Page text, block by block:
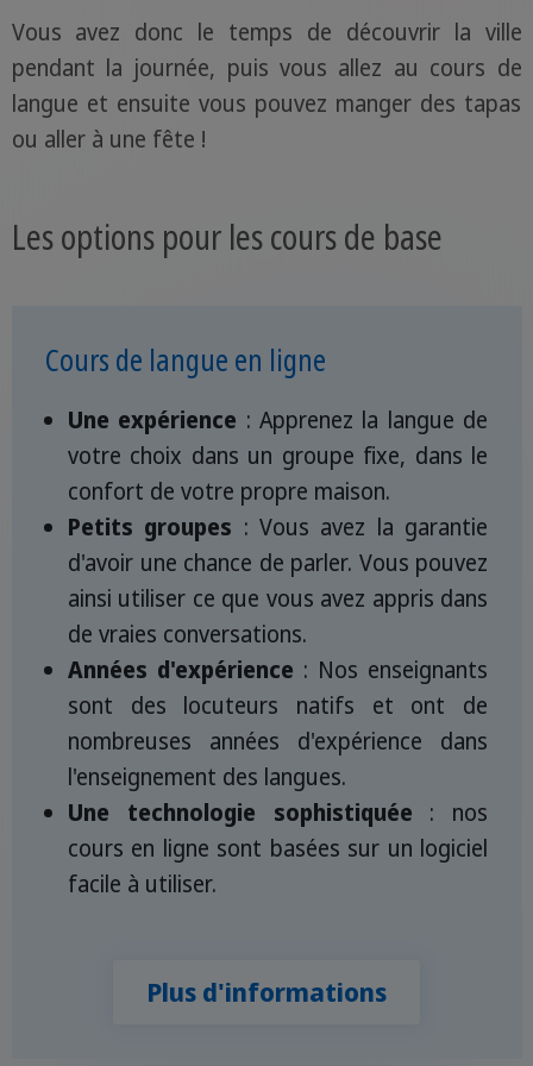
Vous avez donc le temps de découvrir la ville
pendant la journée, puis vous allez au cours de
langue et ensuite vous pouvez manger des tapas
ou aller à une fête !
Les options pour les cours de base
Cours de langue en ligne
Une expérience : Apprenez la langue de
votre choix dans un groupe fixe, dans le
confort de votre propre maison.
Petits groupes : Vous avez la garantie
d'avoir une chance de parler. Vous pouvez
ainsi utiliser ce que vous avez appris dans
de vraies conversations.
Années d'expérience : Nos enseignants
sont des locuteurs natifs et ont de
nombreuses années d'expérience dans
l'enseignement des langues.
Une technologie sophistiquée : nos
cours en ligne sont basées sur un logiciel
facile à utiliser.
Plus d'informations